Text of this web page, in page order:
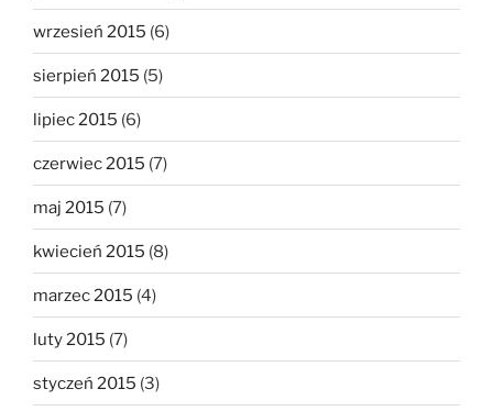
wrzesień 2015 (6)
sierpień 2015 (5)
lipiec 2015 (6)
czerwiec 2015 (7)
maj 2015 (7)
kwiecień 2015 (8)
marzec 2015 (4)
luty 2015 (7)
styczeń 2015 (3)